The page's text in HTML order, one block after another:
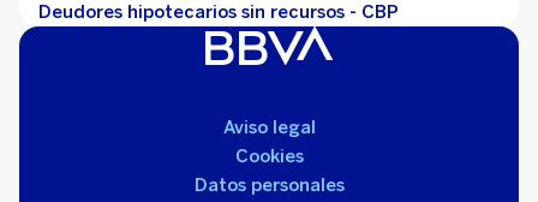
Deudores hipotecarios sin recursos - CBP
Aviso legal
Cookies
Datos personales